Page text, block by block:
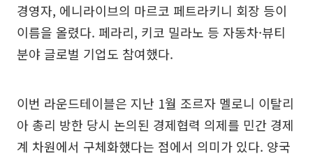
경영자, 에니라이브의 마르코 페트라키니 회장 등이
이름을 올렸다. 페라리, 키코 밀라노 등 자동차·뷰티
분야 글로벌 기업도 참여했다.
이번 라운드테이블은 지난 1월 조르자 멜로니 이탈리
아 총리 방한 당시 논의된 경제협력 의제를 민간 경제
계 차원에서 구체화했다는 점에서 의미가 있다. 양국